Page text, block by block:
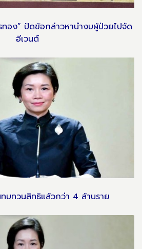
อง” ปัดข้อกล่าวหานำงบผู้ป่วยไปจัด
อีเวนต์
บทวนสิทธิแล้วกว่า 4 ล้านราย